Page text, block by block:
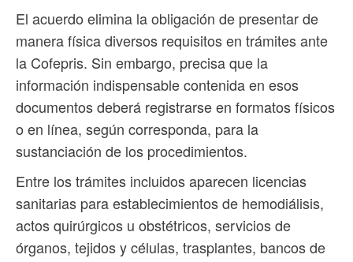
El acuerdo elimina la obligación de presentar de
manera física diversos requisitos en trámites ante
la Cofepris. Sin embargo, precisa que la
información indispensable contenida en esos
documentos deberá registrarse en formatos físicos
o en línea, según corresponda, para la
sustanciación de los procedimientos.
Entre los trámites incluidos aparecen licencias
sanitarias para establecimientos de hemodiálisis,
actos quirúrgicos u obstétricos, servicios de
órganos, tejidos y células, trasplantes, bancos de